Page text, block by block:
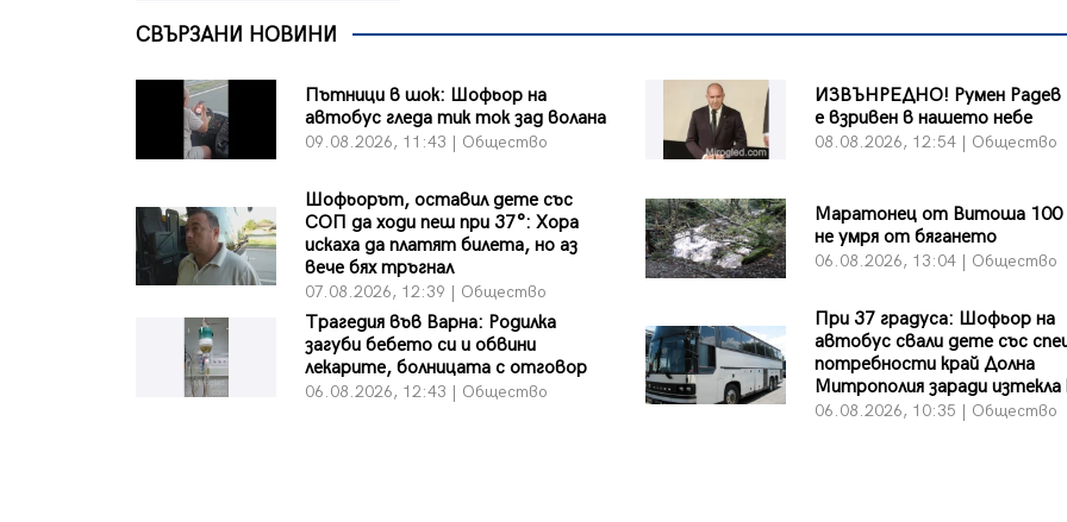
СВЪРЗАНИ НОВИНИ
Пътници в шок: Шофьор на
автобус гледа тик ток зад волана
09.08.2026, 11:43 | Общество
ИЗВЪНРЕДНО! Румен Радев
е взривен в нашето небе
08.08.2026, 12:54 | Общество
Шофьорът, оставил дете със
СОП да ходи пеш при 37°: Хора
искаха да платят билета, но аз
вече бях тръгнал
07.08.2026, 12:39 | Общество
Маратонец от Витоша 100
не умря от бягането
06.08.2026, 13:04 | Общество
Трагедия във Варна: Родилка
загуби бебето си и обвини
лекарите, болницата с отговор
06.08.2026, 12:43 | Общество
При 37 градуса: Шофьор на
автобус свали дете със
потребности край Долна
Митрополия заради
06.08.2026, 10:35 | Общество